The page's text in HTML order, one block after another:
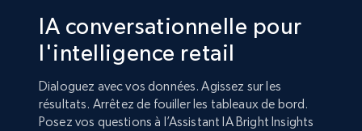
IA conversationnelle pour
l'intelligence retail
Dialoguez avec vos données. Agissez sur les
résultats. Arrêtez de fouiller les tableaux de bord.
Posez vos questions à l’Assistant IA Bright Insights